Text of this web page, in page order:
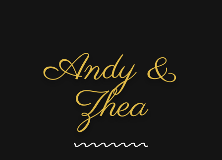
Andy &
Zhea